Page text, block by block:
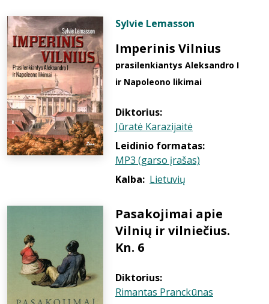
Sylvie Lemasson
Imperinis Vilnius
prasilenkiantys Aleksandro I
ir Napoleono likimai
Diktorius:
Jūratė Karazijaitė
Leidinio formatas:
MP3 (garso įrašas)
Kalba: Lietuvių
Pasakojimai apie
Vilnių ir vilniečius.
Kn. 6
Diktorius:
Rimantas Pranckūnas